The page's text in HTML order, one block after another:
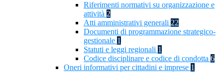
Riferimenti normativi su organizzazione e
attività 2
Atti amministrativi generali 22
Documenti di programmazione strategico-
gestionale 1
Statuti e leggi regionali 1
Codice disciplinare e codice di condotta 6
Oneri informativi per cittadini e imprese 1